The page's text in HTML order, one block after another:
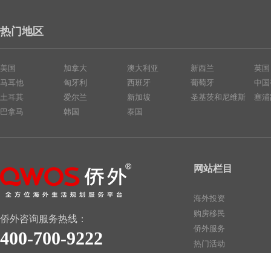
热门地区
美国
马耳他
土耳其
巴拿马
加拿大
匈牙利
爱尔兰
韩国
澳大利亚
西班牙
新加坡
泰国
新西兰
葡萄牙
圣基茨和尼维斯
英国
中
塞
侨外咨询服务热线：
400-700-9222
网站栏目
海外投资
购房移民
侨外服务
热门活动